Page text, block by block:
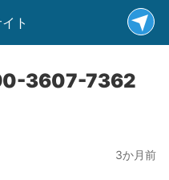
ト
3607-7362
3か月前